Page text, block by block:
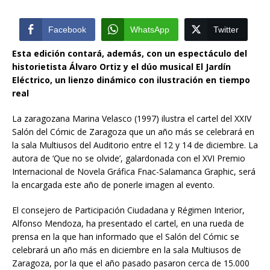
Facebook WhatsApp Twitter
Esta edición contará, además, con un espectáculo del
historietista Álvaro Ortiz y el dúo musical El Jardín
Eléctrico, un lienzo dinámico con ilustración en tiempo
real
La zaragozana Marina Velasco (1997) ilustra el cartel del XXIV
Salón del Cómic de Zaragoza que un año más se celebrará en
la sala Multiusos del Auditorio entre el 12 y 14 de diciembre. La
autora de ‘Que no se olvide’, galardonada con el XVI Premio
Internacional de Novela Gráfica Fnac-Salamanca Graphic, será
la encargada este año de ponerle imagen al evento.
El consejero de Participación Ciudadana y Régimen Interior,
Alfonso Mendoza, ha presentado el cartel, en una rueda de
prensa en la que han informado que el Salón del Cómic se
celebrará un año más en diciembre en la sala Multiusos de
Zaragoza, por la que el año pasado pasaron cerca de 15.000